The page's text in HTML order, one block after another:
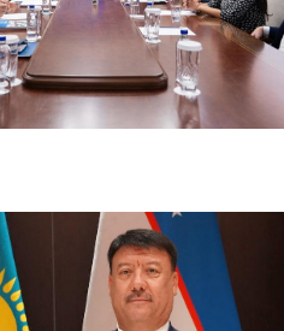
1062